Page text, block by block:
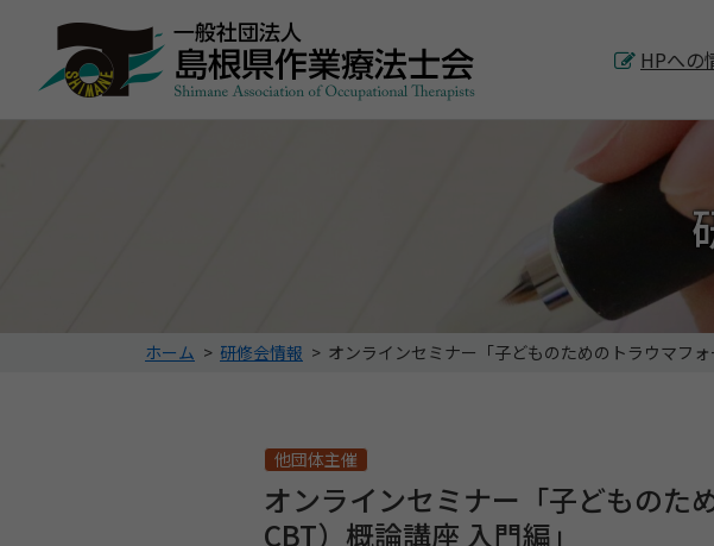
HPへの
こ
ホーム > 研修会情報 > オンラインセミナー「子どものためのトラウマフ
他団体主催
オンラインセミナー「子どものた
CBT）概論講座 入門編」